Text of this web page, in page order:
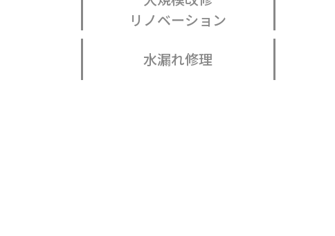
リノベーション
水漏れ修理